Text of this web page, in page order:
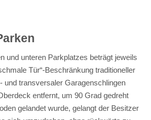
und unteren Parkplatzes beträgt jeweils
Tür“-Beschränkung traditioneller
und transversaler Garagenschlingen
entfernt, um 90 Grad gedreht
gelandet wurde, gelangt der Besitzer